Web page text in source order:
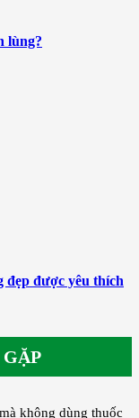
lùng?
đẹp được yêu thích
không dùng thuốc